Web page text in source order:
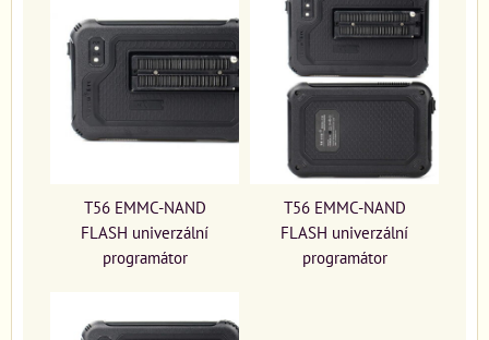
T56 EMMC-NAND
FLASH univerzální
programátor
T56 EMMC-NAND
FLASH univerzální
programátor